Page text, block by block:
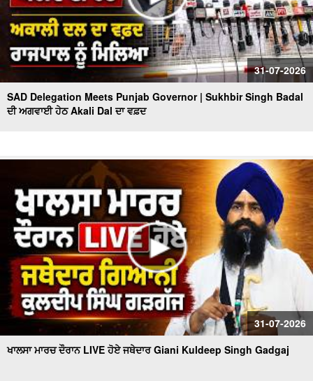
31-07-2026
SAD Delegation Meets Punjab Governor | Sukhbir Singh Badal
ਦੀ ਅਗਵਾਈ ਹੇਠ Akali Dal ਦਾ ਵਫ਼ਦ
31-07-2026
ਖਾਲਸਾ ਮਾਰਚ ਦੌਰਾਨ LIVE ਹੋਏ ਜਥੇਦਾਰ Giani Kuldeep Singh Gadgaj